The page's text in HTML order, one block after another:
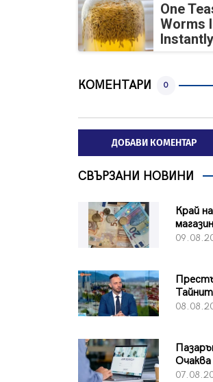
One
Worms
Instantly
КОМЕНТАРИ 0
ДОБАВИ КОМЕНТАР
СВЪРЗАНИ НОВИНИ
Край